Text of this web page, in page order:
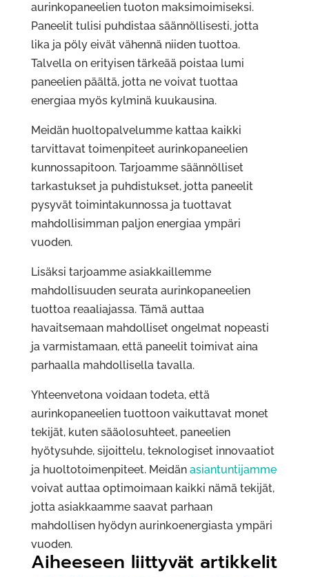
aurinkopaneelien tuoton maksimoimiseksi.
Paneelit tulisi puhdistaa säännöllisesti, jotta
lika ja pöly eivät vähennä niiden tuottoa.
Talvella on erityisen tärkeää poistaa lumi
paneelien päältä, jotta ne voivat tuottaa
energiaa myös kylminä kuukausina.
Meidän huoltopalvelumme kattaa kaikki
tarvittavat toimenpiteet aurinkopaneelien
kunnossapitoon. Tarjoamme säännölliset
tarkastukset ja puhdistukset, jotta paneelit
pysyvät toimintakunnossa ja tuottavat
mahdollisimman paljon energiaa ympäri
vuoden.
Lisäksi tarjoamme asiakkaillemme
mahdollisuuden seurata aurinkopaneelien
tuottoa reaaliajassa. Tämä auttaa
havaitsemaan mahdolliset ongelmat nopeasti
ja varmistamaan, että paneelit toimivat aina
parhaalla mahdollisella tavalla.
Yhteenvetona voidaan todeta, että
aurinkopaneelien tuottoon vaikuttavat monet
tekijät, kuten sääolosuhteet, paneelien
hyötysuhde, sijoittelu, teknologiset innovaatiot
ja huoltotoimenpiteet. Meidän asiantuntijamme
voivat auttaa optimoimaan kaikki nämä tekijät,
jotta asiakkaamme saavat parhaan
mahdollisen hyödyn aurinkoenergiasta ympäri
vuoden.
Aiheeseen liittyvät artikkelit